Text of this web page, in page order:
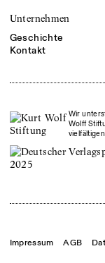
Unternehmen
Geschichte
Kontakt
Wir
Wolff
Impressum AGB